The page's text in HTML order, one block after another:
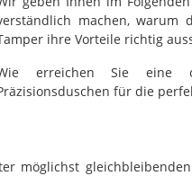
machen, warum
ihre Vorteile richtig
erreichen Sie eine
für die
möglichst